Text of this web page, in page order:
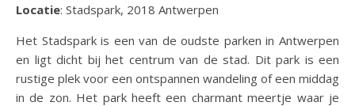
Locatie: Stadspark, 2018 Antwerpen
Het Stadspark is een van de oudste parken in Antwerpen
en ligt dicht bij het centrum van de stad. Dit park is een
rustige plek voor een ontspannen wandeling of een middag
in de zon. Het park heeft een charmant meertje waar je